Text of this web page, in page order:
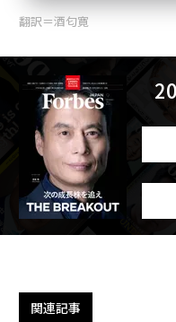
翻訳＝酒匂寛
関連記事